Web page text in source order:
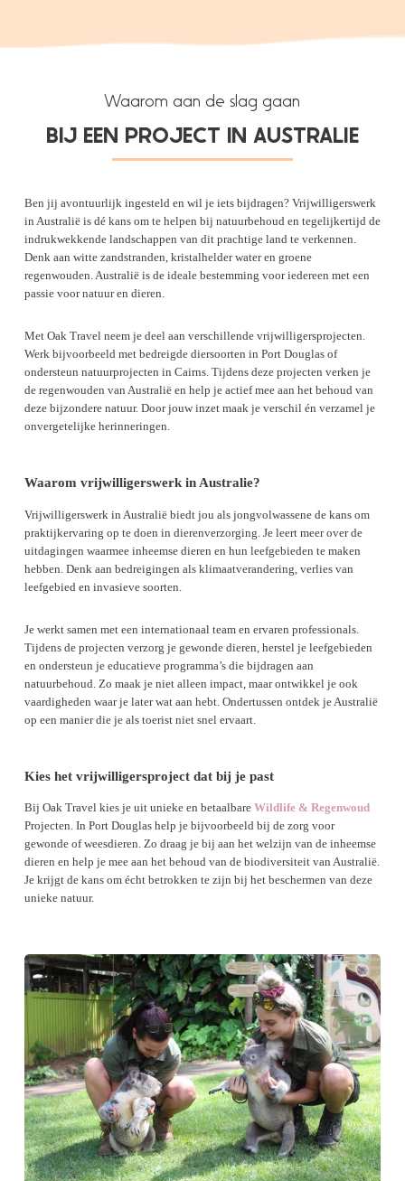
Waarom aan de slag gaan
BIJ EEN PROJECT IN AUSTRALIE
Ben jij avontuurlijk ingesteld en wil je iets bijdragen? Vrijwilligerswerk
in Australië is dé kans om te helpen bij natuurbehoud en tegelijkertijd de
indrukwekkende landschappen van dit prachtige land te verkennen.
Denk aan witte zandstranden, kristalhelder water en groene
regenwouden. Australië is de ideale bestemming voor iedereen met een
passie voor natuur en dieren.
Met Oak Travel neem je deel aan verschillende vrijwilligersprojecten.
Werk bijvoorbeeld met bedreigde diersoorten in Port Douglas of
ondersteun natuurprojecten in Cairns. Tijdens deze projecten verken je
de regenwouden van Australië en help je actief mee aan het behoud van
deze bijzondere natuur. Door jouw inzet maak je verschil én verzamel je
onvergetelijke herinneringen.
Waarom vrijwilligerswerk in Australie?
Vrijwilligerswerk in Australië biedt jou als jongvolwassene de kans om
praktijkervaring op te doen in dierenverzorging. Je leert meer over de
uitdagingen waarmee inheemse dieren en hun leefgebieden te maken
hebben. Denk aan bedreigingen als klimaatverandering, verlies van
leefgebied en invasieve soorten.
Je werkt samen met een internationaal team en ervaren professionals.
Tijdens de projecten verzorg je gewonde dieren, herstel je leefgebieden
en ondersteun je educatieve programma’s die bijdragen aan
natuurbehoud. Zo maak je niet alleen impact, maar ontwikkel je ook
vaardigheden waar je later wat aan hebt. Ondertussen ontdek je Australië
op een manier die je als toerist niet snel ervaart.
Kies het vrijwilligersproject dat bij je past
Bij Oak Travel kies je uit unieke en betaalbare Wildlife & Regenwoud
Projecten. In Port Douglas help je bijvoorbeeld bij de zorg voor
gewonde of weesdieren. Zo draag je bij aan het welzijn van de inheemse
dieren en help je mee aan het behoud van de biodiversiteit van Australië.
Je krijgt de kans om écht betrokken te zijn bij het beschermen van deze
unieke natuur.